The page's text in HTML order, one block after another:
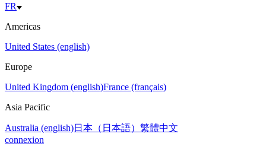
FR
Americas
United States (english)
Europe
United Kingdom (english)France (français)
Asia Pacific
Australia (english)日本（日本語） 繁體中文
connexion